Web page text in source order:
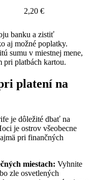
2,20 €
banku a zistiť
aj možné poplatky.
sumu v miestnej mene,
pri platbách kartou.
platení na
je dôležité dbať na
je ostrov všeobecne
pri finančných
miestach: Vyhnite
zle osvetlených